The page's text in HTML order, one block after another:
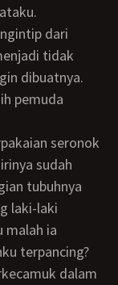
dari
tidak
dibuatnya.
pemuda
sudah
tubuhnya
laki-laki
malah ia
terpancing?
dalam